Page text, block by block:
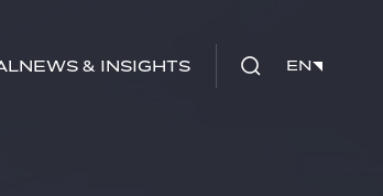
News & Insights EN
EN